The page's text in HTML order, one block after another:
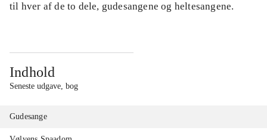
til hver af de to dele, gudesangene og heltesangene.
Indhold
Seneste udgave, bog
Gudesange